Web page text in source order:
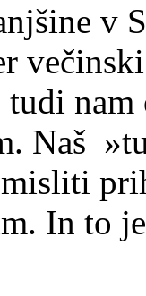
v
tudi
Naš
In to